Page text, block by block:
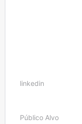
linkedin
Público Alvo